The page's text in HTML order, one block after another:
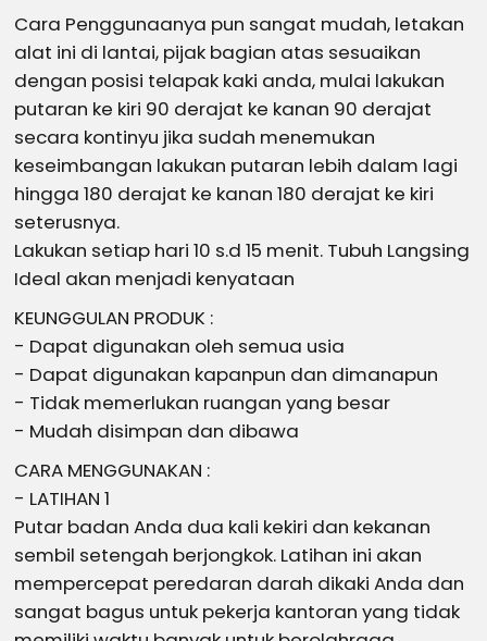
Cara Penggunaanya pun sangat mudah, letakan
alat ini di lantai, pijak bagian atas sesuaikan
dengan posisi telapak kaki anda, mulai lakukan
putaran ke kiri 90 derajat ke kanan 90 derajat
secara kontinyu jika sudah menemukan
keseimbangan lakukan putaran lebih dalam lagi
hingga 180 derajat ke kanan 180 derajat ke kiri
seterusnya.
Lakukan setiap hari 10 s.d 15 menit. Tubuh Langsing
Ideal akan menjadi kenyataan
KEUNGGULAN PRODUK :
- Dapat digunakan oleh semua usia
- Dapat digunakan kapanpun dan dimanapun
- Tidak memerlukan ruangan yang besar
- Mudah disimpan dan dibawa
CARA MENGGUNAKAN :
- LATIHAN 1
Putar badan Anda dua kali kekiri dan kekanan
sembil setengah berjongkok. Latihan ini akan
mempercepat peredaran darah dikaki Anda dan
sangat bagus untuk pekerja kantoran yang tidak